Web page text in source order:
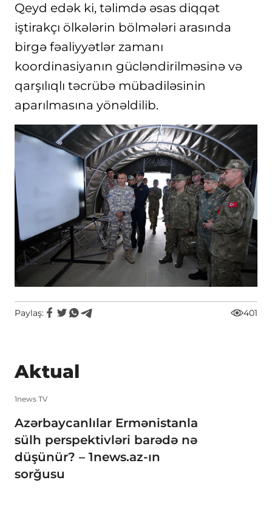
Qeyd edək ki, təlimdə əsas diqqət
iştirakçı ölkələrin bölmələri arasında
birgə fəaliyyətlər zamanı
koordinasiyanın gücləndirilməsinə və
qarşılıqlı təcrübə mübadiləsinin
aparılmasına yönəldilib.
Paylaş: 401
Aktual
1news TV
Azərbaycanlılar Ermənistanla
sülh perspektivləri barədə nə
düşünür? – 1news.az-ın
sorğusu